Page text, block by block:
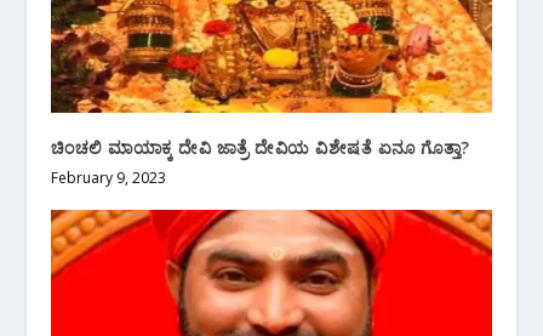
ಚಿಂಚಲಿ ಮಾಯಾಕ್ಕ ದೇವಿ ಜಾತ್ರೆ ದೇವಿಯ ವಿಶೇಷತೆ ಏನೂ ಗೊತ್ತಾ?
February 9, 2023